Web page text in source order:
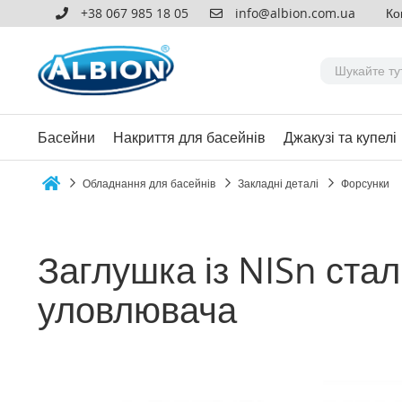
+38 067 985 18 05 info@albion.com.ua
Басейни Накриття для басейнів Джакузі та купелі
Обладнання для басейнів Закладні деталі Форсунки
Заглушка із NISn
уловлювача